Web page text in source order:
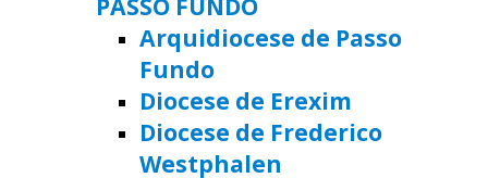
Arquidiocese de Passo
Fundo
Diocese de Erexim
Diocese de Frederico
Westphalen